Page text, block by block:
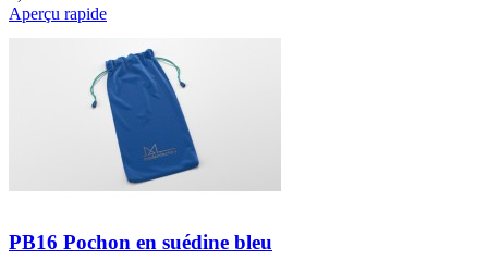
Aperçu rapide
PB16 Pochon en suédine bleu